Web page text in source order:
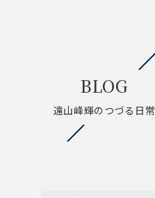
BLOG
遠山峰輝のつづる日常